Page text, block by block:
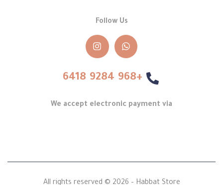
Follow Us
+968 9284 6418
We accept electronic payment via
All rights reserved © 2026 – Habbat Store